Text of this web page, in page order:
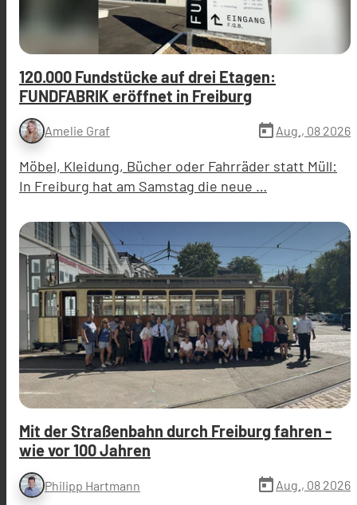
120.000 Fundstücke auf drei Etagen:
FUNDFABRIK eröffnet in Freiburg
Amelie Graf today Aug., 08 2026
Möbel, Kleidung, Bücher oder Fahrräder statt Müll:
In Freiburg hat am Samstag die neue …
Mit der Straßenbahn durch Freiburg fahren -
wie vor 100 Jahren
Philipp Hartmann today Aug., 08 2026